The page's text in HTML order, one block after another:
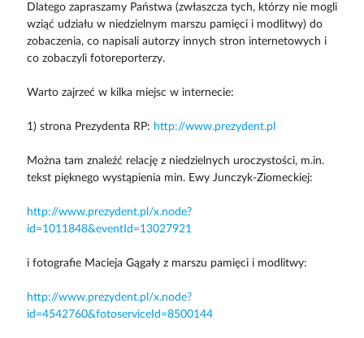
Dlatego zapraszamy Państwa (zwłaszcza tych, którzy nie mogli
wziąć udziału w niedzielnym marszu pamięci i modlitwy) do
zobaczenia, co napisali autorzy innych stron internetowych i
co zobaczyli fotoreporterzy.
Warto zajrzeć w kilka miejsc w internecie:
1) strona Prezydenta RP: http://www.prezydent.pl
Można tam znaleźć relację z niedzielnych uroczystości, m.in.
tekst pięknego wystąpienia min. Ewy Junczyk-Ziomeckiej:
http://www.prezydent.pl/x.node?
id=1011848&eventId=13027921
i fotografie Macieja Gągały z marszu pamięci i modlitwy:
http://www.prezydent.pl/x.node?
id=4542760&fotoserviceId=8500144